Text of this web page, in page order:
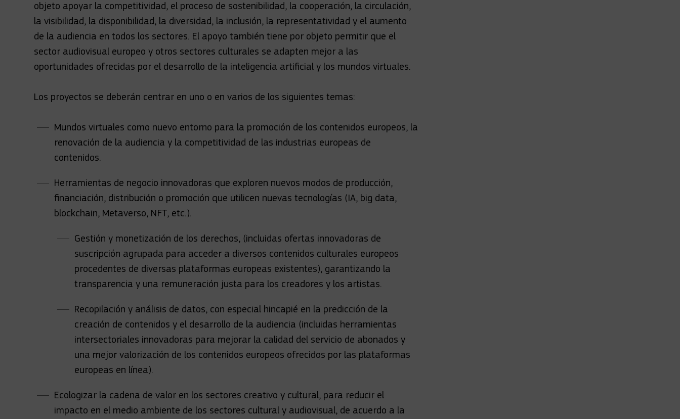
objeto apoyar la competitividad, el proceso de sostenibilidad, la cooperación, la circulación,
la visibilidad, la disponibilidad, la diversidad, la inclusión, la representatividad y el aumento
de la audiencia en todos los sectores. El apoyo también tiene por objeto permitir que el
sector audiovisual europeo y otros sectores culturales se adapten mejor a las
oportunidades ofrecidas por el desarrollo de la inteligencia artificial y los mundos virtuales.
Los proyectos se deberán centrar en uno o en varios de los siguientes temas:
Mundos virtuales como nuevo entorno para la promoción de los contenidos europeos, la
renovación de la audiencia y la competitividad de las industrias europeas de
contenidos.
Herramientas de negocio innovadoras que exploren nuevos modos de producción,
financiación, distribución o promoción que utilicen nuevas tecnologías (IA, big data,
blockchain, Metaverso, NFT, etc.).
Gestión y monetización de los derechos, (incluidas ofertas innovadoras de
suscripción agrupada para acceder a diversos contenidos culturales europeos
procedentes de diversas plataformas europeas existentes), garantizando la
transparencia y una remuneración justa para los creadores y los artistas.
Recopilación y análisis de datos, con especial hincapié en la predicción de la
creación de contenidos y el desarrollo de la audiencia (incluidas herramientas
intersectoriales innovadoras para mejorar la calidad del servicio de abonados y
una mejor valorización de los contenidos europeos ofrecidos por las plataformas
europeas en línea).
Ecologizar la cadena de valor en los sectores creativo y cultural, para reducir el
impacto en el medio ambiente de los sectores cultural y audiovisual, de acuerdo a la